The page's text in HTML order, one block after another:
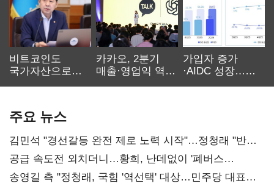
비트코인도
국가자산으로…'
카카오, 2분기
매출·영업익 역대
가입자 증가
·AIDC 성장…
주요 뉴스
김민석 "경선갈등 완전 제로 노력 시작"…정청래 "반명
공세 사과부터"
공급 속도전 외치더니…황희, 난데없이 '폐버스
리모델링' 제안
송영길 측 "정청래, 국힘 '역선택' 대상…민주당 대표로